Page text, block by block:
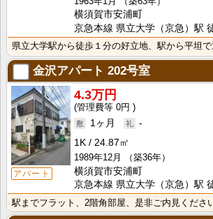
横須賀市安浦町
京急本線 県立大学（京急）駅
金沢アパート 202号室
アパート
4.3万円
0円
1ヶ月
-
1K
24.87㎡
1989年12月
（築36年）
横須賀市安浦町
京急本線 県立大学（京急）駅
駅までフラット、2階角部屋、是非ご内見くださ